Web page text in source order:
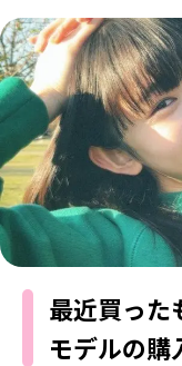
FASHION
ファッション
モデル私服
着回し
着痩せ
BEAUTY
ビューティニュ
トレンドメイク
ベストコスメ
ヘアアレンジ
スキンケア
ボディケア
SCHOOL
スクールニュー
制服コーデ
学校ヘアメイク
勉強・受験・進
エンタメニュー
なにわ男子
K-POP
LIFESTYLE
ライフスタイル
JKランキング
モデルの購入品
おでかけ
JK TREND
MODELS
MODEL'S
最近買っ
モデルの